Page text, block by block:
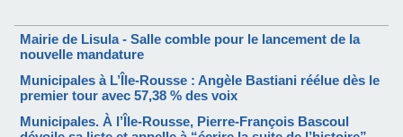
Mairie de Lisula - Salle comble pour le lancement de la
nouvelle mandature
Municipales à L’Île-Rousse : Angèle Bastiani réélue dès le
premier tour avec 57,38 % des voix
Municipales. À l’Île-Rousse, Pierre-François Bascoul